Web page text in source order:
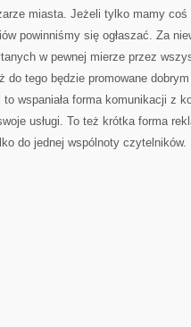
miasta. Jeżeli tylko mamy coś
powinniśmy się ogłaszać. Za
w pewnej mierze przez
tego będzie promowane
wspaniała forma komunikacji z
usługi. To też krótka forma
do jednej wspólnoty czytelników.